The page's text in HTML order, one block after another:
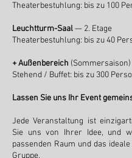
Theaterbestuhlung: bis zu 100
Leuchtturm-Saal— 2. Etage
Theaterbestuhlung: bis zu 40
+ Außenbereich (Sommersaison)
Stehend / Buffet: bis zu 300
Lassen Sie uns Ihr Event
Jede Veranstaltung ist
Sie uns von Ihrer Idee, und
passenden Raum und das
Gruppe.